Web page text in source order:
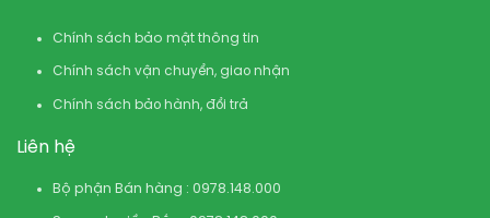
Chính sách bảo mật thông tin
Chính sách vận chuyển, giao nhận
Chính sách bảo hành, đổi trả
Liên hệ
Bộ phận Bán hàng : 0978.148.000